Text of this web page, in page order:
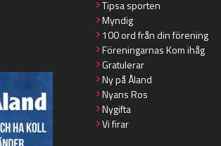
Tipsa sporten
Myndig
100 ord från din förening
Föreningarnas Kom ihåg
Gratulerar
Ny på Åland
Nyans Ros
Nygifta
Vi firar